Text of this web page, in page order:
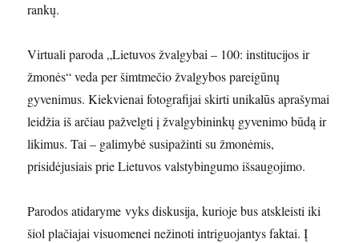
rankų.
Virtuali paroda „Lietuvos žvalgybai – 100: institucijos ir
žmonės“ veda per šimtmečio žvalgybos pareigūnų
gyvenimus. Kiekvienai fotografijai skirti unikalūs aprašymai
leidžia iš arčiau pažvelgti į žvalgybininkų gyvenimo būdą ir
likimus. Tai – galimybė susipažinti su žmonėmis,
prisidėjusiais prie Lietuvos valstybingumo išsaugojimo.
Parodos atidaryme vyks diskusija, kurioje bus atskleisti iki
šiol plačiajai visuomenei nežinoti intriguojantys faktai. Į